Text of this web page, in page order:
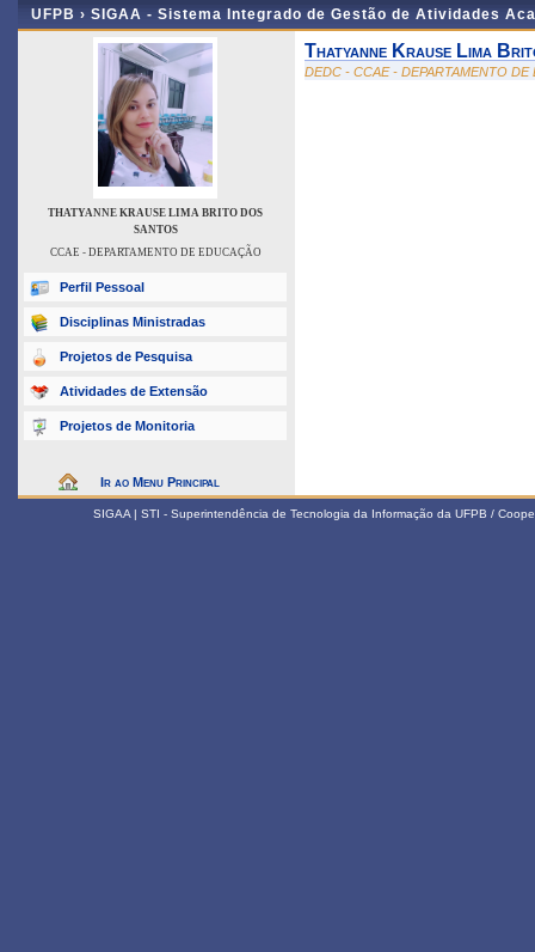
UFPB › SIGAA - Sistema Integrado de Gestão de Atividades
THATYANNE KRAUSE LIMA BRITO DOS
SANTOS
CCAE - DEPARTAMENTO DE EDUCAÇÃO
Perfil Pessoal
Disciplinas Ministradas
Projetos de Pesquisa
Atividades de Extensão
Projetos de Monitoria
Ir ao Menu Principal
Thatyanne Krause Lima
DEDC - CCAE - DEPARTAMENTO DE
SIGAA | STI - Superintendência de Tecnologia da Informação da UFPB /